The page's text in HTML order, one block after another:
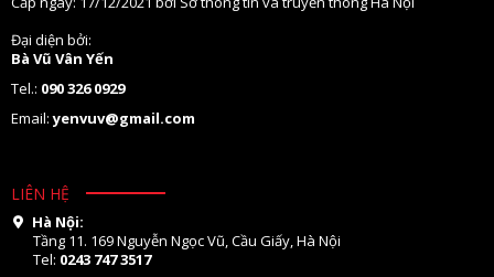
Đại diện bởi:
Bà Vũ Vân Yến
Tel.: 090 326 0929
Email:yenvuv@gmail.com
LIÊN HỆ
Hà Nội:
Tầng 11. 169 Nguyễn Ngọc Vũ, Cầu Giấy, Hà Nội
Tel: 0243 747 3517